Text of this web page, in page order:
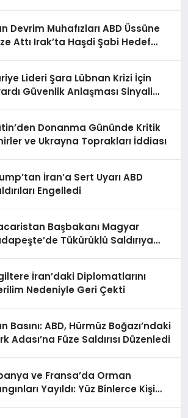
Devrim Muhafızları ABD Üssüne
Attı Irak’ta Haşdi Şabi Hedef
Lideri Şara Lübnan Krizi İçin
Güvenlik Anlaşması Sinyali
Donanma Gününde Kritik
ve Ukrayna Toprakları İddiası
İran’a Sert Uyarı ABD
Engelledi
Başbakanı Magyar
Tükürüklü Saldırıya
İran’daki Diplomatlarını
Nedeniyle Geri Çekti
Basını: ABD, Hürmüz Boğazı’ndaki
Adası’na Füze Saldırısı Düzenledi
ve Fransa’da Orman
Yayıldı: Yüz Binlerce Kişi